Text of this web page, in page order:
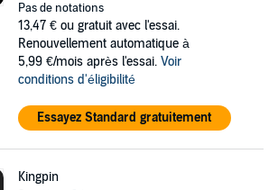
Pas de notations
13,47 € ou gratuit avec l'essai.
Renouvellement automatique à
5,99 €/mois après l'essai. Voir
conditions d'éligibilité
Essayez Standard gratuitement
Kingpin